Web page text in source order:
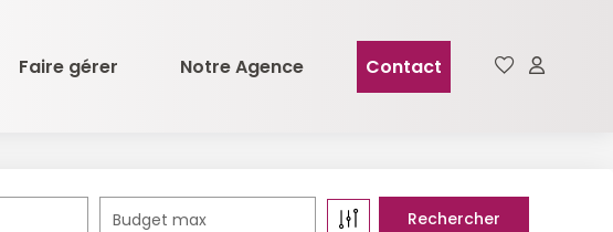
Faire gérer Notre Agence Contact
Budget max